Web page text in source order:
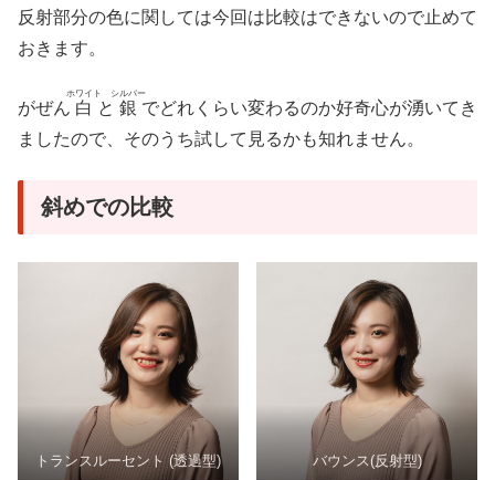
反射部分の色に関しては今回は比較はできないので止めて
おきます。
がぜん 白
ホワイト
と 銀
シルバー
でどれくらい変わるのか好奇心が湧いてき
ましたので、そのうち試して見るかも知れません。
斜めでの比較
トランスルーセント (透過型) バウンス(反射型)